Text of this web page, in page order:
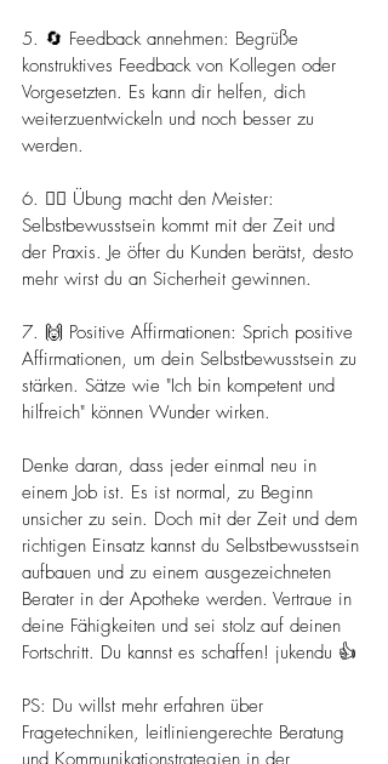
5. 🔄 Feedback annehmen: Begrüße
konstruktives Feedback von Kollegen oder
Vorgesetzten. Es kann dir helfen, dich
weiterzuentwickeln und noch besser zu
werden.
6. 🏋️‍♂️ Übung macht den Meister:
Selbstbewusstsein kommt mit der Zeit und
der Praxis. Je öfter du Kunden berätst, desto
mehr wirst du an Sicherheit gewinnen.
7. 🙌 Positive Affirmationen: Sprich positive
Affirmationen, um dein Selbstbewusstsein zu
stärken. Sätze wie "Ich bin kompetent und
hilfreich" können Wunder wirken.
Denke daran, dass jeder einmal neu in
einem Job ist. Es ist normal, zu Beginn
unsicher zu sein. Doch mit der Zeit und dem
richtigen Einsatz kannst du Selbstbewusstsein
aufbauen und zu einem ausgezeichneten
Berater in der Apotheke werden. Vertraue in
deine Fähigkeiten und sei stolz auf deinen
Fortschritt. Du kannst es schaffen! jukendu 👍
PS: Du willst mehr erfahren über
Fragetechniken, leitliniengerechte Beratung